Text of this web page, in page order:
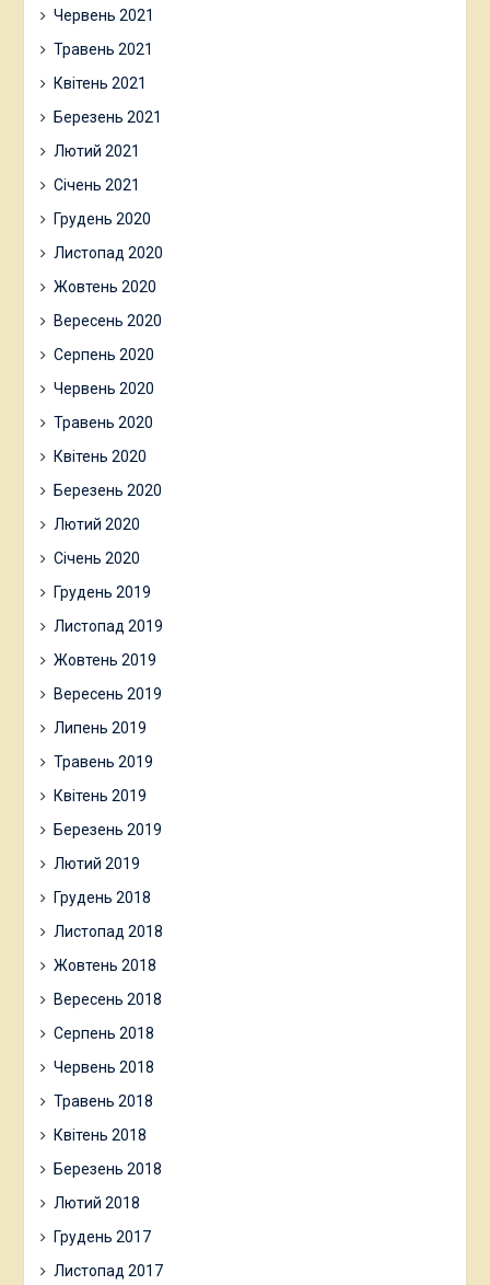
Червень 2021
Травень 2021
Квітень 2021
Березень 2021
Лютий 2021
Січень 2021
Грудень 2020
Листопад 2020
Жовтень 2020
Вересень 2020
Серпень 2020
Червень 2020
Травень 2020
Квітень 2020
Березень 2020
Лютий 2020
Січень 2020
Грудень 2019
Листопад 2019
Жовтень 2019
Вересень 2019
Липень 2019
Травень 2019
Квітень 2019
Березень 2019
Лютий 2019
Грудень 2018
Листопад 2018
Жовтень 2018
Вересень 2018
Серпень 2018
Червень 2018
Травень 2018
Квітень 2018
Березень 2018
Лютий 2018
Грудень 2017
Листопад 2017